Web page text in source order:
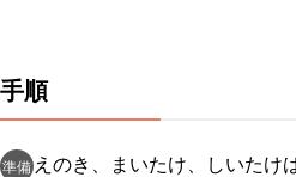
手順
準備 えのき、まいたけ、しいたけ